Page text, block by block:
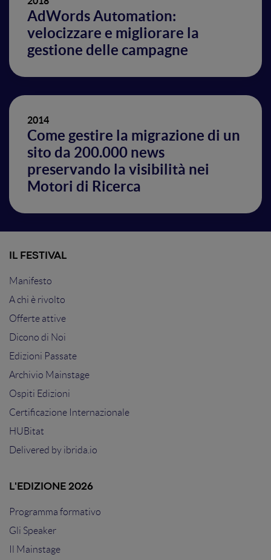
AdWords Automation:
velocizzare e migliorare la
gestione delle campagne
2014
Come gestire la migrazione di un
sito da 200.000 news
preservando la visibilità nei
Motori di Ricerca
IL FESTIVAL
Manifesto
A chi è rivolto
Offerte attive
Dicono di Noi
Edizioni Passate
Archivio Mainstage
Ospiti Edizioni
Certificazione Internazionale
HUBitat
Delivered by ibrida.io
L'EDIZIONE 2026
Programma formativo
Gli Speaker
Il Mainstage